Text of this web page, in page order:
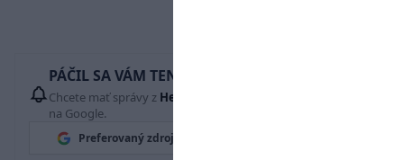
PÁČIL SA VÁM TENTO ČLÁNOK?
Chcete mať správy z Hetrik.sk
na Google.
Preferovaný zdroj